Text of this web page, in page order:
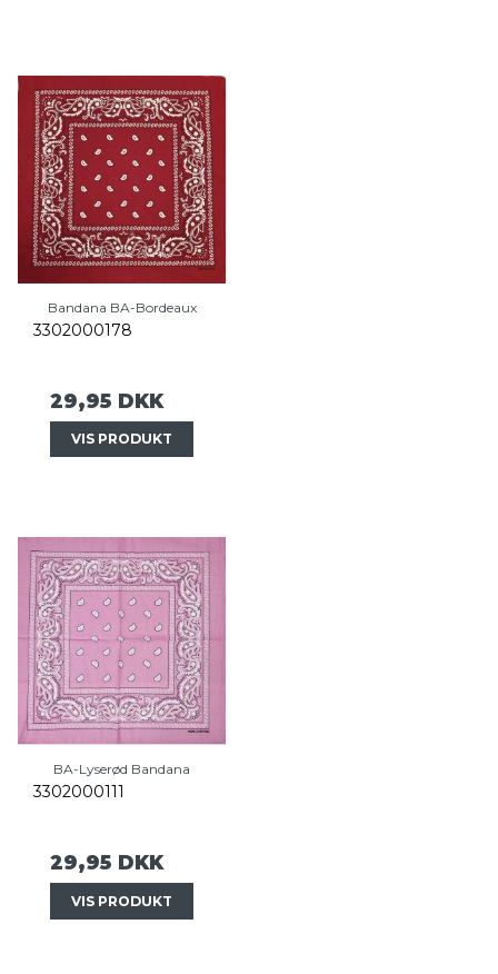
Bandana BA-Bordeaux
3302000178
29,95 DKK
VIS PRODUKT
BA-Lyserød Bandana
3302000111
29,95 DKK
VIS PRODUKT